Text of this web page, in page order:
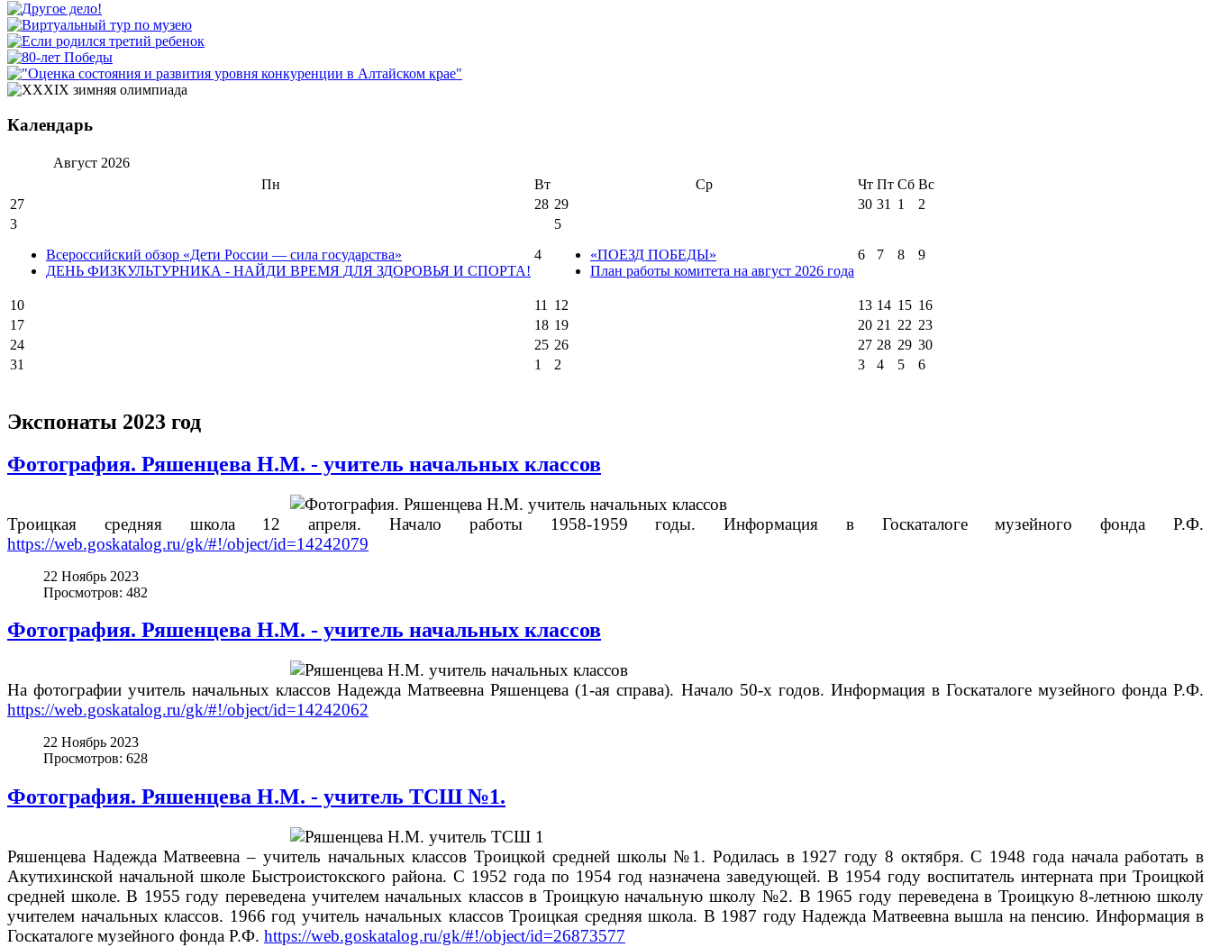
Календарь
Август 2026
Пн
Вт Ср Чт Пт Сб Вс
27
28 29 30 31 1
2
3
Всероссийский обзор «Дети России — сила государства»
ДЕНЬ ФИЗКУЛЬТУРНИКА - НАЙДИ ВРЕМЯ ДЛЯ ЗДОРОВЬЯ И СПОРТА!
4
5
«ПОЕЗД ПОБЕДЫ»
План работы комитета на август 2026 года
6 7 8 9
10 11 12 13 14 15 16
17
18 19 20 21 22 23
24
25 26 27 28 29 30
31
1 2 3 4 5 6
Экспонаты 2023 год
Фотография. Ряшенцева Н.М. - учитель начальных классов
Троицкая средняя школа 12 апреля. Начало работы 1958-1959 годы.Информация в Госкаталоге музейного фонда Р.Ф.
https://web.goskatalog.ru/gk/#!/object/id=14242079
22 Ноябрь 2023
Просмотров: 482
Фотография. Ряшенцева Н.М. - учитель начальных классов
На фотографии учитель начальных классов Надежда Матвеевна Ряшенцева (1-ая справа). Начало 50-х годов. Информация в Госкаталоге музейного фонда Р.Ф.
https://web.goskatalog.ru/gk/#!/object/id=14242062
22 Ноябрь 2023
Просмотров: 628
Фотография. Ряшенцева Н.М. - учитель ТСШ №1.
Ряшенцева Надежда Матвеевна – учитель начальных классов Троицкой средней школы №1. Родилась в 1927 году 8 октября. С 1948 года начала работать в
Акутихинской начальной школе Быстроистокского района. С 1952 года по 1954 год назначена заведующей. В 1954 году воспитатель интерната при Троицкой
средней школе. В 1955 году переведена учителем начальных классов в Троицкую начальную школу №2. В 1965 году переведена в Троицкую 8-летнюю школу
учителем начальных классов. 1966 год учитель начальных классов Троицкая средняя школа. В 1987 году Надежда Матвеевна вышла на пенсию. Информация в
Госкаталоге музейного фонда Р.Ф. https://web.goskatalog.ru/gk/#!/object/id=26873577